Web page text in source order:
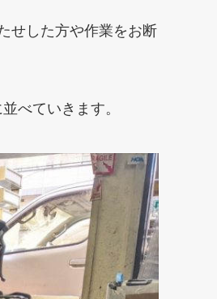
せした方や作業をお断
べていきます。